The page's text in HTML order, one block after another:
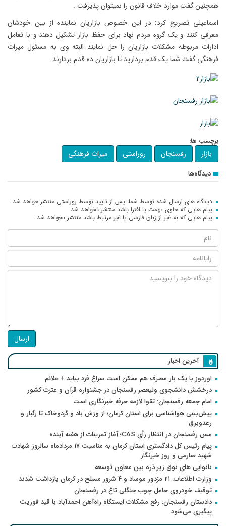
همچنین گفت موارد خلاف قانون را نمیتوان پذیرفت .
اسماعیلی تصریح کرد: در این خصوص بازاریان نماینده از بین خودشان
معرفی کنند و یک گروه مردم نهاد برای حفظ بازار تشکیل دهند و با تعامل
ادارات مربوطه مشکلات بازاریان را حل نمایند البته وی به مسئول میراث
فرهنگی گفت شما یک قدم بردارید تا بازاریان ده قدم بردارند .
برچسب ها:
بازار رفسنجان روراستی میراث فرهنگی
دیدگاه‌ها
دیدگاه های ارسال شده توسط شما، پس از تایید توسط روراستی منتشر خواهد شد.
پیام هایی که حاوی تهمت یا افترا باشد منتشر نخواهد شد.
پیام هایی که به غیر از زبان فارسی یا غیر مرتبط باشد منتشر نخواهد شد.
ارسال
آخرین اخبار
اوردوز با یک بار مصرف هم ممکن است سراغ فرد بیاید + علائم
درخشش دانشجوی ولیعصر رفسنجان در جشنواره قرآن و عترت کشور
امام جمعه رفسنجان: تقوا لازمه حرفه خبرنگاری است
پیش‌بینی هواشناسی برای استان کرمان؛ از وزش باد و گردوخاک تا رگبار و
رعدوبرق
مس رفسنجان در انتظار رأی CAS؛ آغاز تمرینات از هفته آینده
پیام رئیس کل دادگستری استان کرمان به مناسبت ۱۷ مردادماه سالروز شهادت
شهید صارمی و روز خبرنگار
نانوایی های نوق زیر ذره بین معاون توسعه
وزارت اطلاعات: ۲۱ مزدور موساد و ۴ شرور مسلح در کرمان بازداشت شدند
توقیف خودروی حامل چوب جنگلی تاغ در رفسنجان
دادستان رفسنجان: رفع مشکلات ایستگاه راه‌آهن احمدآباد با قید فوریت
پیگیری می‌شود